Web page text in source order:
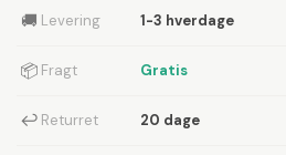
🚚 Levering 1-3 hverdage
📦 Fragt Gratis
↩ Returret 20 dage